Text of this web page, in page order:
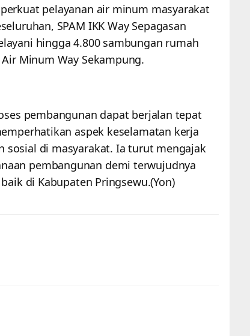
pelayanan air minum masyarakat
SPAM IKK Way Sepagasan
hingga 4.800 sambungan rumah
Minum Way Sekampung.
pembangunan dapat berjalan tepat
aspek keselamatan kerja
sosial di masyarakat. Ia turut mengajak
pembangunan demi terwujudnya
di Kabupaten Pringsewu.(Yon)